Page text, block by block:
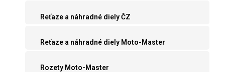
Reťaze a náhradné diely ČZ
Reťaze a náhradné diely Moto-Master
Rozety Moto-Master